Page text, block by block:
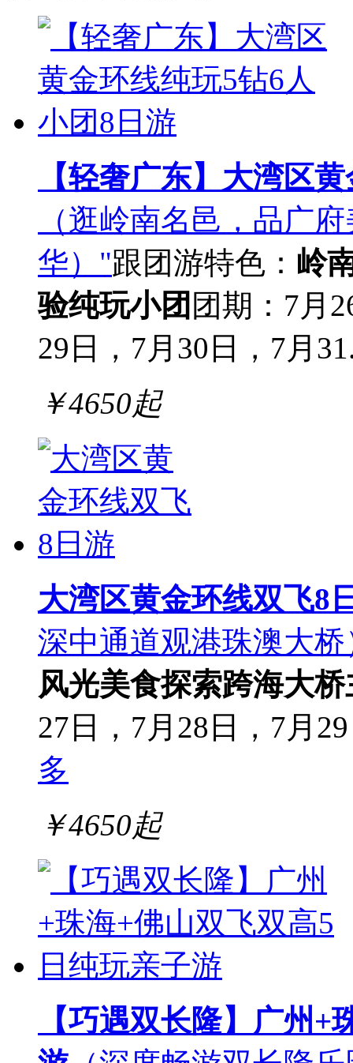
【轻奢广东】大湾区
（逛岭南名邑，品广
华）"跟团游特色： 岭
验纯玩小团 团期：7月
29日，7月30日，7月
￥4650起
大湾区黄金环线双飞8
深中通道观港珠澳大
风光美食探索跨海大桥
27日，7月28日，7月
多
￥4650起
【巧遇双长隆】广州